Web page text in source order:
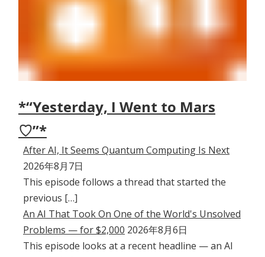
*“Yesterday, I Went to Mars
♡”*
After AI, It Seems Quantum Computing Is Next
2026年8月7日
This episode follows a thread that started the
previous […]
An AI That Took On One of the World's Unsolved
Problems — for $2,000 2026年8月6日
This episode looks at a recent headline — an AI